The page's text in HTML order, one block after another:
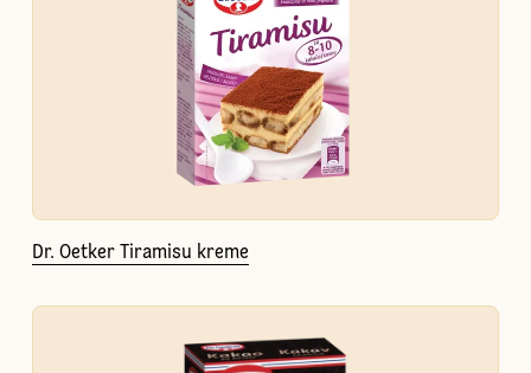
Dr. Oetker Tiramisu kreme